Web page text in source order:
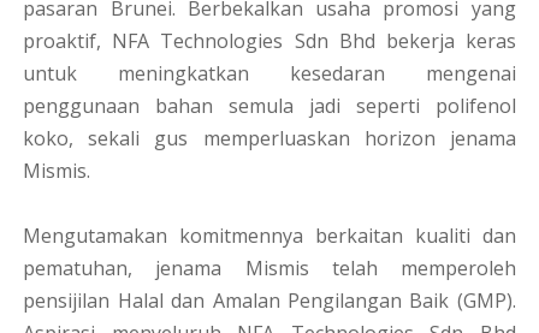
pasaran Brunei. Berbekalkan usaha promosi yang
proaktif, NFA Technologies Sdn Bhd bekerja keras
untuk meningkatkan kesedaran mengenai
penggunaan bahan semula jadi seperti polifenol
koko, sekali gus memperluaskan horizon jenama
Mismis.
Mengutamakan komitmennya berkaitan kualiti dan
pematuhan, jenama Mismis telah memperoleh
pensijilan Halal dan Amalan Pengilangan Baik (GMP).